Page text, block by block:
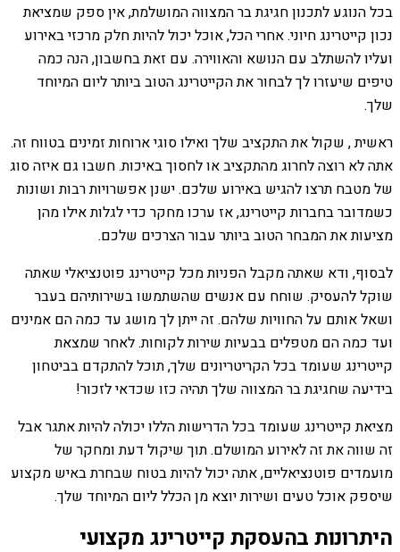
בכל הנוגע לתכנון חגיגת בר המצווה המושלמת, אין ספק שמציאת
נכון קייטרינג חיוני. אחרי הכל, אוכל יכול להיות חלק מרכזי באירוע
ועליו להשתלב עם הנושא והאווירה. עם זאת בחשבון, הנה כמה
טיפים שיעזרו לך לבחור את הקייטרינג הטוב ביותר ליום המיוחד
שלך.
ראשית , שקול את התקציב שלך ואילו סוגי ארוחות זמינים בטווח זה.
אתה לא רוצה לחרוג מהתקציב או לחסוך באיכות. חשבו גם איזה סוג
של מטבח תרצו להגיש באירוע שלכם. ישנן אפשרויות רבות ושונות
כשמדובר בחברות קייטרינג, אז ערכו מחקר כדי לגלות אילו מהן
מציעות את המבחר הטוב ביותר עבור הצרכים שלכם.
לבסוף, ודא שאתה מקבל הפניות מכל קייטרינג פוטנציאלי שאתה
שוקל להעסיק. שוחח עם אנשים שהשתמשו בשירותיהם בעבר
ושאל אותם על החוויות שלהם. זה ייתן לך מושג עד כמה הם אמינים
ועד כמה הם מטפלים בבעיות שירות לקוחות. לאחר שמצאת
קייטרינג שעומד בכל הקריטריונים שלך, תוכל להתקדם בביטחון
בידיעה שחגיגת בר המצווה שלך תהיה כזו שכדאי לזכור!
מציאת קייטרינג שעומד בכל הדרישות הללו יכולה להיות אתגר אבל
זה שווה את זה לאירוע המושלם. תוך שיקול דעת ומחקר של
מועמדים פוטנציאליים, אתה יכול להיות בטוח שבחרת באיש מקצוע
שיספק אוכל טעים ושירות יוצא מן הכלל ליום המיוחד שלך.
היתרונות בהעסקת קייטרינג מקצועי